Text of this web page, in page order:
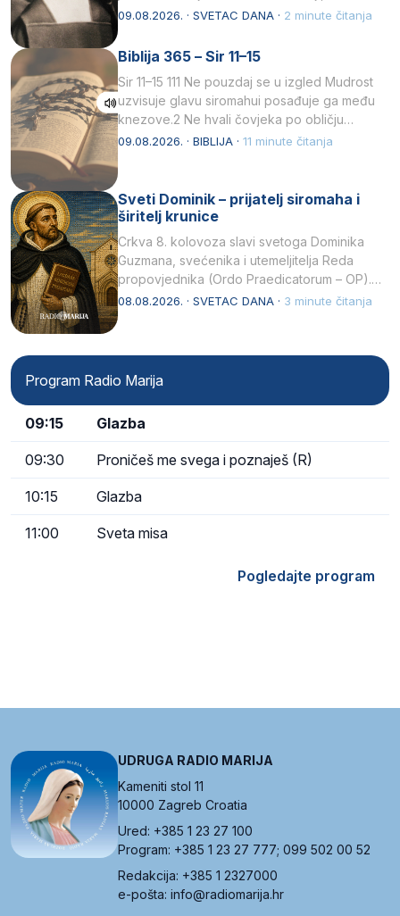
listopada 1891, u Wrocławu…
09.08.2026. · SVETAC DANA · 2 minute čitanja
Biblija 365 – Sir 11–15
Sir 11–15 111 Ne pouzdaj se u izgled Mudrost
uzvisuje glavu siromahui posađuje ga među
knezove.2 Ne hvali čovjeka po obličju
njegovui…
09.08.2026. · BIBLIJA · 11 minute čitanja
Sveti Dominik – prijatelj siromaha i
širitelj krunice
Crkva 8. kolovoza slavi svetoga Dominika
Guzmana, svećenika i utemeljitelja Reda
propovjednika (Ordo Praedicatorum – OP).
Svojim životom, dubokom ljubavlju prema
08.08.2026. · SVETAC DANA · 3 minute čitanja
Program Radio Marija
09:15 Glazba
09:30 Proničeš me svega i poznaješ (R)
10:15 Glazba
11:00 Sveta misa
Pogledajte program
UDRUGA RADIO MARIJA
Kameniti stol 11
10000 Zagreb Croatia
Ured: +385 1 23 27 100
Program: +385 1 23 27 777; 099 502 00 52
Redakcija: +385 1 2327000
e-pošta: info@radiomarija.hr